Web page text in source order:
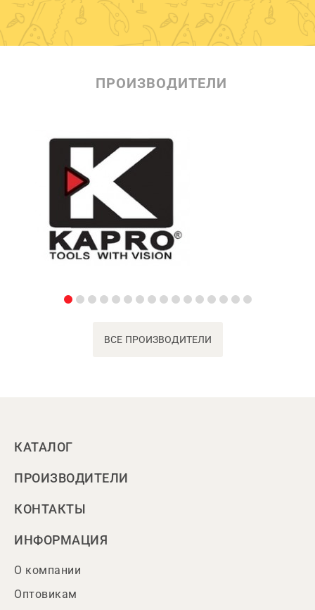
ПРОИЗВОДИТЕЛИ
ВСЕ ПРОИЗВОДИТЕЛИ
КАТАЛОГ
ПРОИЗВОДИТЕЛИ
КОНТАКТЫ
ИНФОРМАЦИЯ
О компании
Оптовикам